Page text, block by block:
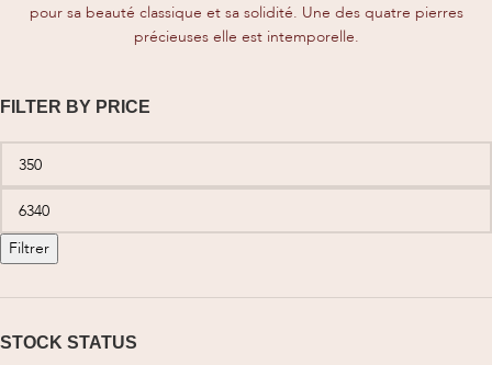
pour sa beauté classique et sa solidité. Une des quatre pierres
précieuses elle est intemporelle.
FILTER BY PRICE
Filtrer
STOCK STATUS